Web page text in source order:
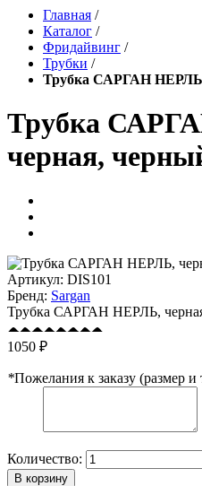
Главная /
Каталог /
Фридайвинг /
Трубки /
Трубка САРГАН
Трубка
черная,
Артикул: DIS101
Бренд: Sargan
Трубка САРГАН НЕРЛЬ,
1050 ₽
*Пожелания к заказу (размер и
Количество:
В корзину